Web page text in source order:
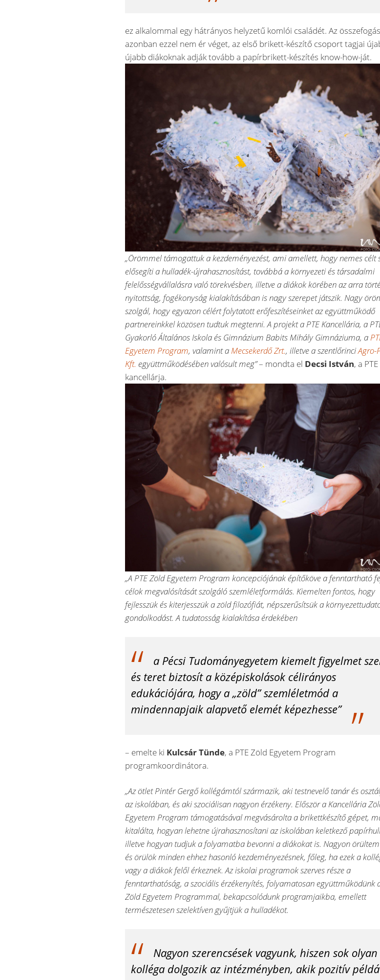
ez alkalommal egy hátrányos helyzetű komlói családét. Az összefogás
azonban ezzel nem ér véget, az első brikett-készítő csoport tagjai
újabb diákoknak adják tovább a papírbrikett-készítés know-how-ját.
„Örömmel támogattuk a kezdeményezést, ami amellett, hogy nemes célt
elősegíti a hulladék-újrahasznosítást, továbbá a környezeti és társadalmi
felelősségvállalásra való törekvésben, illetve a diákok körében az arra
nyitottság, fogékonyság kialakításában is nagy szerepet játszik. Nagy
szolgál, hogy egyazon célért folytatott erőfeszítéseinket az együttműködő
partnereinkkel közösen tudtuk megtenni. A projekt a PTE Kancellária, a
Gyakorló Általános Iskola és Gimnázium Babits Mihály Gimnáziuma, a
Egyetem Program, valamint a Mecsekerdő Zrt., illetve a szentlőrinciAgro-
Kft. együttműködésében valósult meg”– mondta el Decsi István, a PTE
kancellárja.
„A PTE Zöld Egyetem Program koncepciójának építőköve a fenntartható
célok megvalósítását szolgáló szemléletformálás. Kiemelten fontos, hogy
fejlesszük és kiterjesszük a zöld filozófiát, népszerűsítsük a
gondolkodást. A tudatosság kialakítása érdekében
a Pécsi Tudományegyetem kiemelt figyelmet
és teret biztosít a középiskolások célirányos
edukációjára, hogy a „zöld” szemléletmód a
mindennapjaik alapvető elemét képezhesse”
– emelte ki Kulcsár Tünde, a PTE Zöld Egyetem Program
programkoordinátora.
„Az ötlet Pintér Gergő kollégámtól származik, aki testnevelő tanár és
az iskolában, és aki szociálisan nagyon érzékeny. Először a Kancellária
Egyetem Program támogatásával megvásárolta a brikettkészítő gépet,
kitalálta, hogyan lehetne újrahasznosítani az iskolában keletkező
illetve hogyan tudjuk a folyamatba bevonni a diákokat is. Nagyon örültem
és örülök minden ehhez hasonló kezdeményezésnek, főleg, ha ezek a
vagy a diákok felől érkeznek. Az iskolai programok szerves része a
fenntarthatóság, a szociális érzékenyítés, folyamatosan együttműködünk
Zöld Egyetem Programmal, bekapcsolódunk programjaikba, emellett
természetesen szelektíven gyűjtjük a hulladékot.
Nagyon szerencsések vagyunk, hiszen sok olyan
kolléga dolgozik az intézményben, akik pozitív